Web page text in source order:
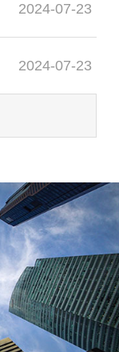
2024-07-23
2024-07-23